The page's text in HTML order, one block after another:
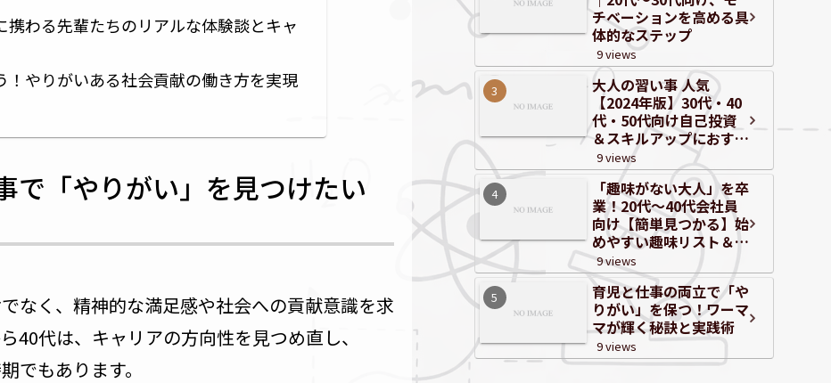
携わる先輩たちのリアルな体験談とキャ
！やりがいある社会貢献の働き方を実現
で「やりがい」を見つけたい
なく、精神的な満足感や社会への貢献意識を求
40代は、キャリアの方向性を見つめ直し、
でもあります。
チベーションを高める具
体的なステップ
9 views
大人の習い事 人気
【2024年版】30代・40
代・50代向け自己投資
＆スキルアップにおすす
めジャンルと体験情報
9 views
「趣味がない大人」を卒
業！20代〜40代会社員
向け【簡単見つかる】始
めやすい趣味リスト＆自
己分析
9 views
育児と仕事の両立で「や
りがい」を保つ！ワーマ
マが輝く秘訣と実践術
9 views